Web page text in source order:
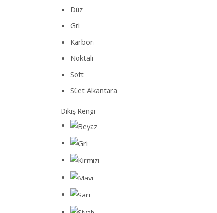
Düz
Gri
Karbon
Noktalı
Soft
Süet Alkantara
Dikiş Rengi